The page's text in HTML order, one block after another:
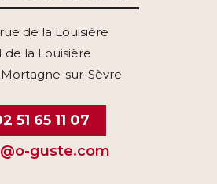
de la Louisière
de la Louisière
sur-Sèvre
51 65 11 07
guste.com